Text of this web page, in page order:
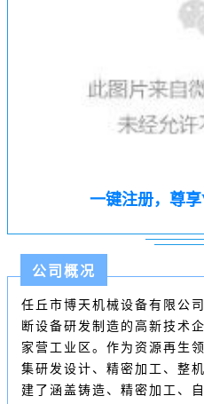
一键注册，尊享
公司概况
任丘市博天机械设备有限公
断设备研发制造的高新技术
家营工业区。作为资源再生
集研发设计、精密加工、整
建了涵盖铸造、精密加工、